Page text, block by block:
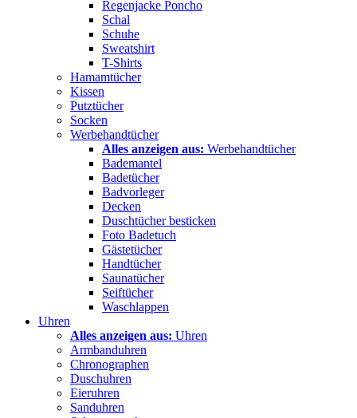
Regenjacke Poncho
Schal
Schuhe
Sweatshirt
T-Shirts
Hamamtücher
Kissen
Putztücher
Socken
Werbehandtücher
Alles anzeigen aus: Werbehandtücher
Bademantel
Badetücher
Badvorleger
Decken
Duschtücher besticken
Foto Badetuch
Gästetücher
Handtücher
Saunatücher
Seiftücher
Waschlappen
Uhren
Alles anzeigen aus: Uhren
Armbanduhren
Chronographen
Duschuhren
Eieruhren
Sanduhren